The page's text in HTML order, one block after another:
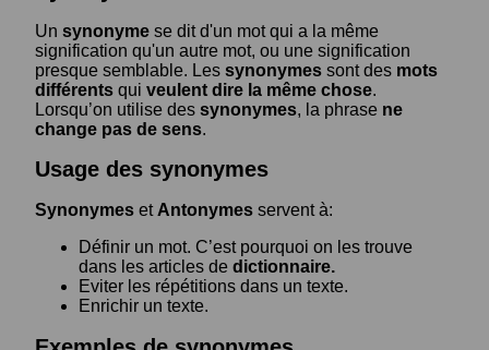
Un synonyme se dit d'un mot qui a la même
signification qu'un autre mot, ou une signification
presque semblable. Les synonymes sont des mots
différents qui veulent dire la même chose.
Lorsqu’on utilise des synonymes, la phrase ne
change pas de sens.
Usage des synonymes
Synonymes et Antonymes servent à:
Définir un mot. C’est pourquoi on les trouve
dans les articles de dictionnaire.
Eviter les répétitions dans un texte.
Enrichir un texte.